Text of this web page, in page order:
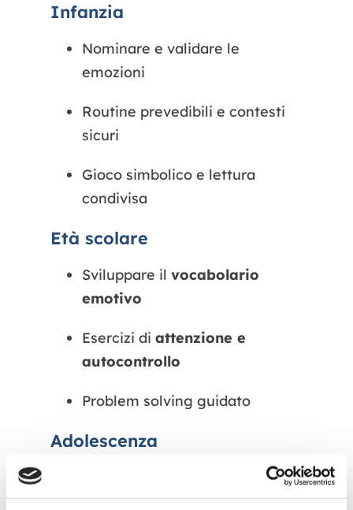
Infanzia
Nominare e validare le
emozioni
Routine prevedibili e contesti
sicuri
Gioco simbolico e lettura
condivisa
Età scolare
Sviluppare il vocabolario
emotivo
Esercizi di attenzione e
autocontrollo
Problem solving guidato
Adolescenza